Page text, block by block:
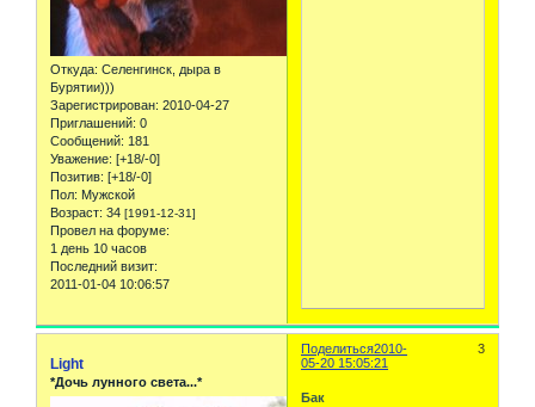
Откуда: Селенгинск, дыра в
Бурятии)))
Зарегистрирован: 2010-04-27
Приглашений: 0
Сообщений: 181
Уважение: [+18/-0]
Позитив: [+18/-0]
Пол: Мужской
Возраст: 34 [1991-12-31]
Провел на форуме:
1 день 10 часов
Последний визит:
2011-01-04 10:06:57
Поделиться 3
2010-
05-20 15:05:21
Light
*Дочь лунного света...*
Бак